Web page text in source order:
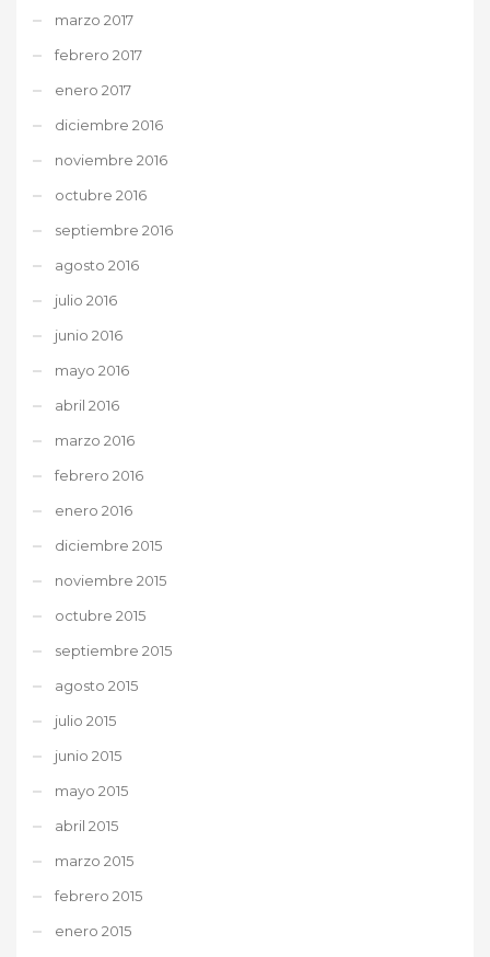
marzo 2017
febrero 2017
enero 2017
diciembre 2016
noviembre 2016
octubre 2016
septiembre 2016
agosto 2016
julio 2016
junio 2016
mayo 2016
abril 2016
marzo 2016
febrero 2016
enero 2016
diciembre 2015
noviembre 2015
octubre 2015
septiembre 2015
agosto 2015
julio 2015
junio 2015
mayo 2015
abril 2015
marzo 2015
febrero 2015
enero 2015